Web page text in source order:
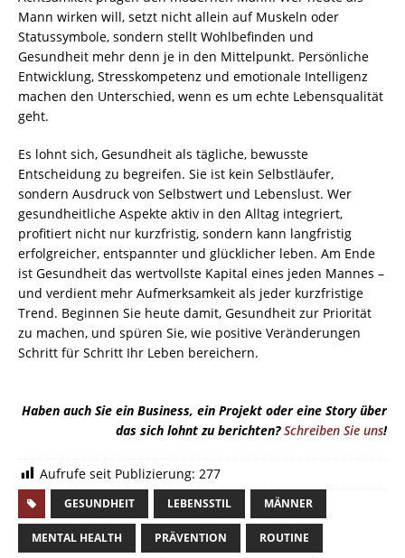
Mann wirken will, setzt nicht allein auf Muskeln oder
Statussymbole, sondern stellt Wohlbefinden und
Gesundheit mehr denn je in den Mittelpunkt. Persönliche
Entwicklung, Stresskompetenz und emotionale Intelligenz
machen den Unterschied, wenn es um echte Lebensqualität
geht.
Es lohnt sich, Gesundheit als tägliche, bewusste
Entscheidung zu begreifen. Sie ist kein Selbstläufer,
sondern Ausdruck von Selbstwert und Lebenslust. Wer
gesundheitliche Aspekte aktiv in den Alltag integriert,
profitiert nicht nur kurzfristig, sondern kann langfristig
erfolgreicher, entspannter und glücklicher leben. Am Ende
ist Gesundheit das wertvollste Kapital eines jeden Mannes –
und verdient mehr Aufmerksamkeit als jeder kurzfristige
Trend. Beginnen Sie heute damit, Gesundheit zur Priorität
zu machen, und spüren Sie, wie positive Veränderungen
Schritt für Schritt Ihr Leben bereichern.
Haben auch Sie ein Business, ein Projekt oder eine Story über
das sich lohnt zu berichten?Schreiben Sie uns!
Aufrufe seit Publizierung: 277
GESUNDHEIT LEBENSSTIL MÄNNER
MENTAL HEALTH PRÄVENTION ROUTINE